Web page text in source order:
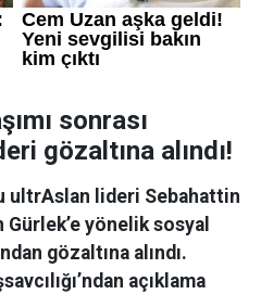
sonrası
gözaltına alındı!
ultrAslan lideri Sebahattin
Gürlek’e yönelik sosyal
gözaltına alındı.
açıklama